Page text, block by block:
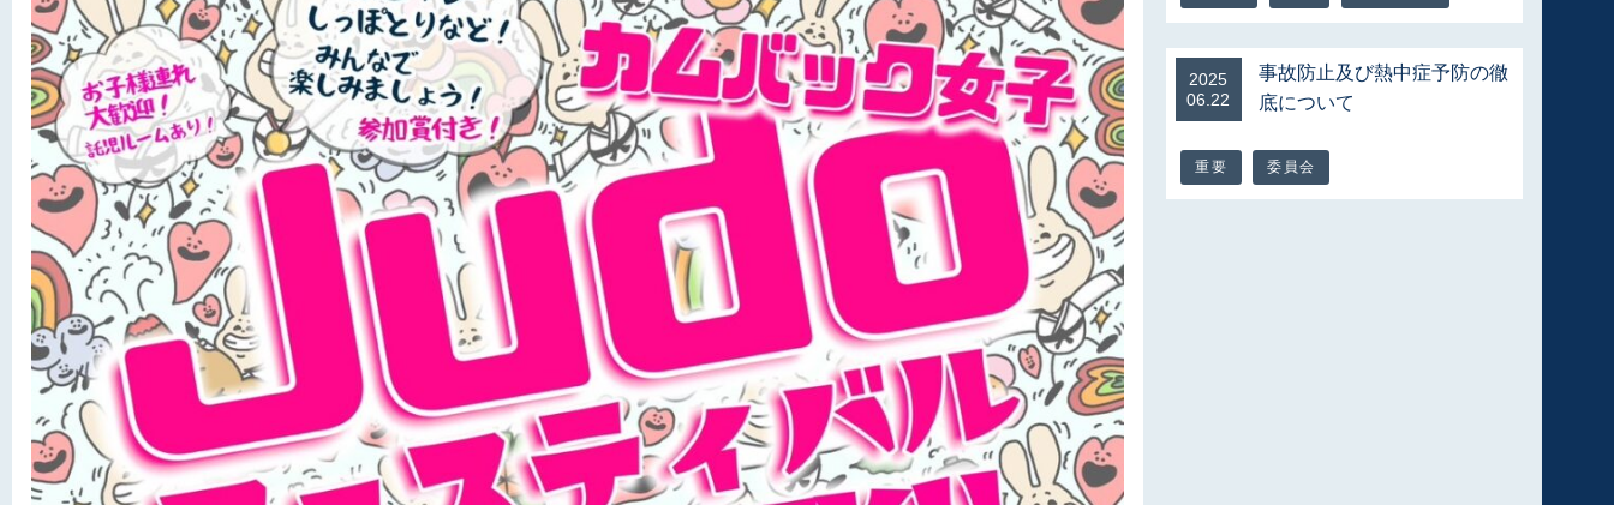
2025
06.22
事故防止及び熱中症予防の徹
底について
重要 委員会